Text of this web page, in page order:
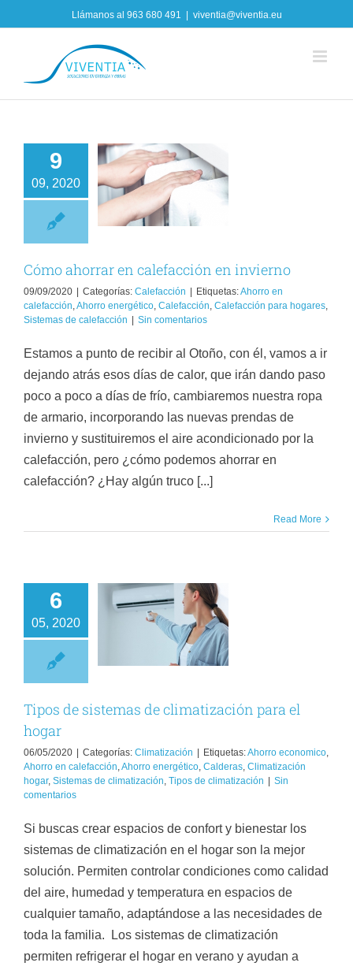
to
Llámanos al 963 680 491 viventia@viventia.eu
9
09, 2020
ahorrar en
en
Calefacción
Cómo ahorrar en calefacción en invierno
09/09/2020 Categorías: Calefacción Etiquetas:Ahorro en
calefacción,Ahorro energético, Calefacción, Calefacción para hogares,
Sistemas de calefacción
Sin comentarios
Estamos a punto de recibir al Otoño, con él, vamos a ir
dejando atrás esos días de calor, que irán dando paso
poco a poco a días de frío, cambiaremos nuestra ropa
de armario, incorporando las nuevas prendas de
invierno y sustituiremos el aire acondicionado por la
calefacción, pero ¿cómo podemos ahorrar en
calefacción? ¿Hay algún truco [...]
Read More
6
05, 2020
de sistemas
climatización
el hogar
Climatización
Tipos de sistemas de climatización para el
hogar
06/05/2020 Categorías: Climatización Etiquetas:Ahorro economico,
Ahorro en calefacción,Ahorro energético, Calderas, Climatización
hogar, Sistemas de climatización, Tipos de climatización
Sin
comentarios
Si buscas crear espacios de confort y bienestar los
sistemas de climatización en el hogar son la mejor
solución. Permiten controlar condiciones como calidad
del aire, humedad y temperatura en espacios de
cualquier tamaño, adaptándose a las necesidades de
toda la familia. Los sistemas de climatización
permiten refrigerar el hogar en verano y ayudan a